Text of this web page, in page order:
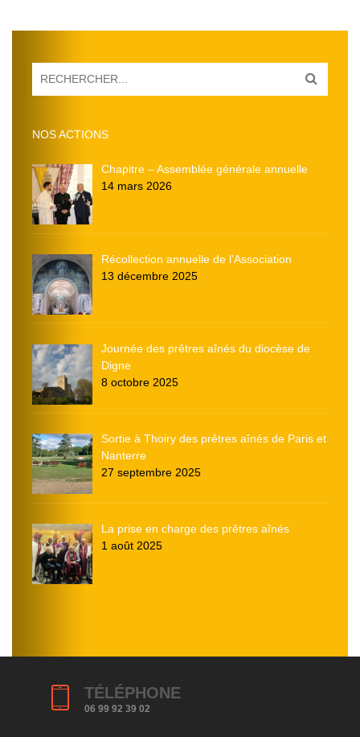
NOS ACTIONS
Chapitre – Assemblée générale annuelle
14 mars 2026
Récollection annuelle de l’Association
13 décembre 2025
Journée des prêtres aînés du diocèse de
Digne
8 octobre 2025
Sortie à Thoiry des prêtres aînés de Paris et
Nanterre
27 septembre 2025
La prise en charge des prêtres aînés
1 août 2025
TÉLÉPHONE
06 99 92 39 02